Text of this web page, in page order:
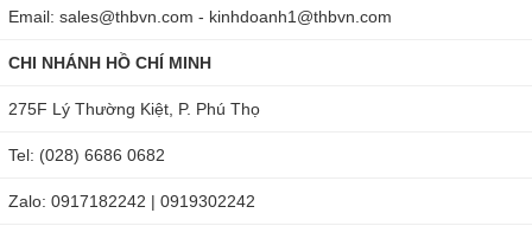
Email: sales@thbvn.com - kinhdoanh1@thbvn.com
CHI NHÁNH HỒ CHÍ MINH
275F Lý Thường Kiệt, P. Phú Thọ
Tel: (028) 6686 0682
Zalo: 0917182242 | 0919302242